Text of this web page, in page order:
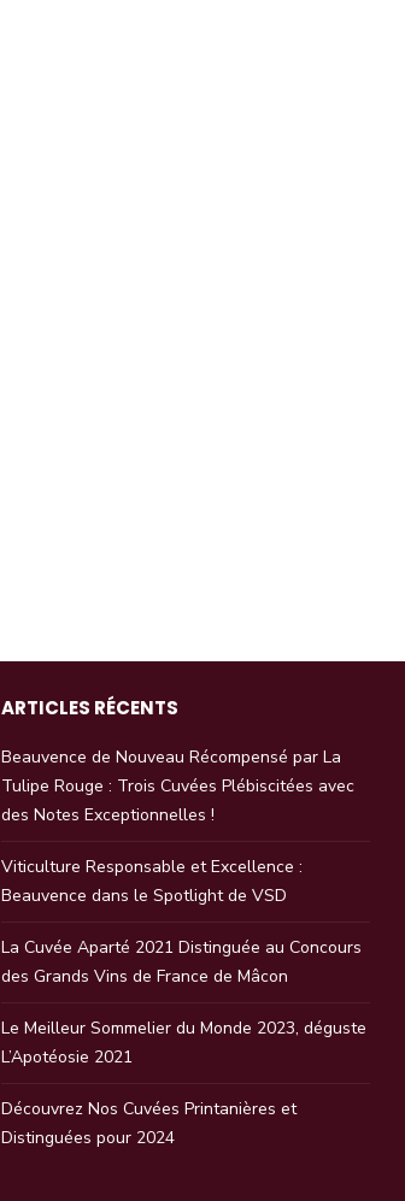
ARTICLES RÉCENTS
Beauvence de Nouveau Récompensé par La
Tulipe Rouge : Trois Cuvées Plébiscitées avec
des Notes Exceptionnelles !
Viticulture Responsable et Excellence :
Beauvence dans le Spotlight de VSD
La Cuvée Aparté 2021 Distinguée au Concours
des Grands Vins de France de Mâcon
Le Meilleur Sommelier du Monde 2023, déguste
L’Apotéosie 2021
Découvrez Nos Cuvées Printanières et
Distinguées pour 2024